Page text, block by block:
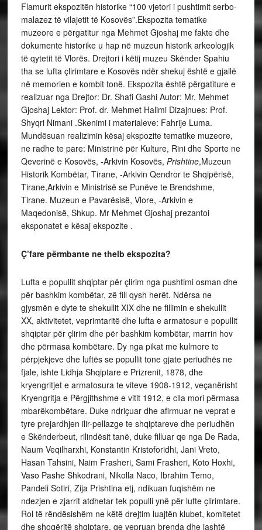
Flamurit ekspozitën historike “100 vjetori i pushtimit serbo-
malazez të vilajetit të Kosovës”.Ekspozita tematike
muzeore e përgatitur nga Mehmet Gjoshaj me fakte dhe
dokumente historike u hap në muzeun historik arkeologjik
të qytetit të Vlorës. Drejtori i këtij muzeu Skënder Spahiu
tha se lufta çlirimtare e Kosovës ndër shekuj është e gjallë
në memorien e kombit tonë. Ekspozita është përgatiture e
realizuar nga Drejtor: Dr. Shafi Gashi Autor: Mr. Mehmet
Gjoshaj Lektor: Prof. dr. Mehmet Halimi Dizajnues: Prof.
Shyqri Nimani .Skenimi i materialeve: Fahrije Luma.
Mundësuan realizimin kësaj ekspozite tematike muzeore,
ne radhe te pare: Ministrinë për Kulture, Rini dhe Sporte ne
Qeverinë e Kosovës, -Arkivin Kosovës, Prishtine,Muzeun
Historik Kombëtar, Tirane, -Arkivin Qendror te Shqipërisë,
Tirane,Arkivin e Ministrisë se Punëve te Brendshme,
Tirane. Muzeun e Pavarësisë, Vlore, -Arkivin e
Maqedonisë, Shkup. Mr Mehmet Gjoshaj prezantoi
eksponatet e kësaj ekspozite .
Ç’fare përmbante ne thelb ekspozita?
Lufta e popullit shqiptar për çlirim nga pushtimi osman dhe
për bashkim kombëtar, zë fill qysh herët. Ndërsa ne
gjysmën e dyte te shekullit XIX dhe ne fillimin e shekullit
XX, aktivitetet, veprimtaritë dhe lufta e armatosur e popullit
shqiptar për çlirim dhe për bashkim kombëtar, marrin hov
dhe përmasa kombëtare. Dy nga pikat me kulmore te
përpjekjeve dhe luftës se popullit tone gjate periudhës ne
fjale, ishte Lidhja Shqiptare e Prizrenit, 1878, dhe
kryengritjet e armatosura te viteve 1908-1912, veçanërisht
Kryengritja e Përgjithshme e vitit 1912, e cila mori përmasa
mbarëkombëtare. Duke ndriçuar dhe afirmuar ne veprat e
tyre prejardhjen ilir-pellazge te shqiptareve dhe periudhën
e Skënderbeut, rilindësit tanë, duke filluar qe nga De Rada,
Naum Veqilharxhi, Konstantin Kristoforidhi, Jani Vreto,
Hasan Tahsini, Naim Frasheri, Sami Frasheri, Koto Hoxhi,
Vaso Pashe Shkodrani, Nikolla Naco, Ibrahim Temo,
Pandeli Sotiri, Zija Prishtina etj, ndikuan fuqishëm ne
ndezjen e zjarrit atdhetar tek populli ynë për lufte çlirimtare.
Rol të rëndësishëm ne këtë drejtim luajtën klubet, komitetet
dhe shoqëritë shqiptare, qe vepruan brenda dhe jashtë